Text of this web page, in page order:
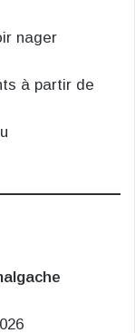
nager
à partir de